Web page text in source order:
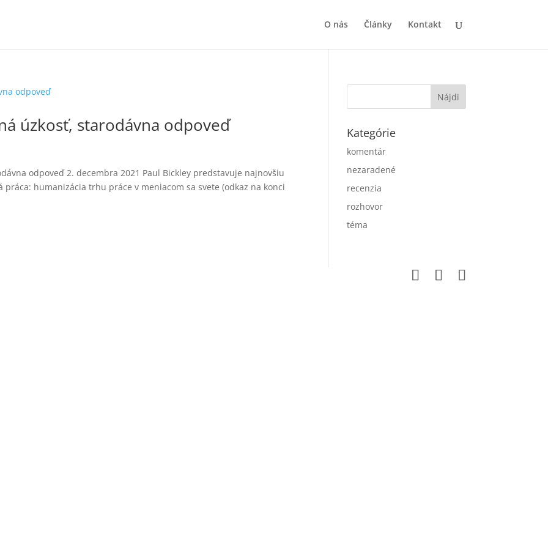
O nás Články Kontakt
úzkosť, starodávna odpoveď
odpoveď 2. decembra 2021 Paul Bickley predstavuje najnovšiu
humanizácia trhu práce v meniacom sa svete (odkaz na konci
Kategórie
komentár
nezaradené
recenzia
rozhovor
téma